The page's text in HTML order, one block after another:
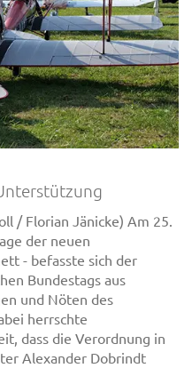
/ Florian Jänicke) Am 25.
der neuen
- befasste sich der
Bundestags aus
und Nöten des
herrschte
dass die Verordnung in
Alexander Dobrindt